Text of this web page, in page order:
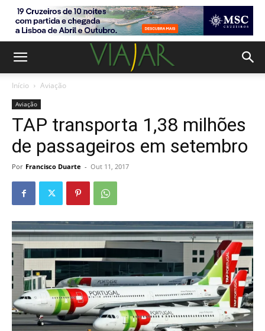
Início Aviação
Aviação
TAP transporta 1,38 milhões
de passageiros em setembro
Por Francisco Duarte - Out 11, 2017